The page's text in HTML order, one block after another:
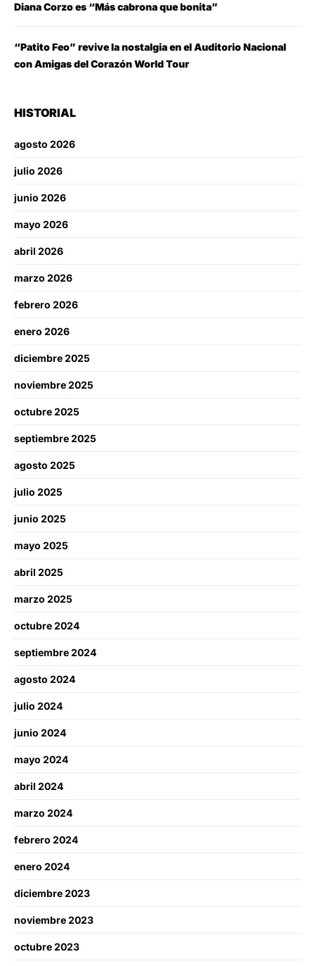
Diana Corzo es “Más cabrona que bonita”
“Patito Feo” revive la nostalgia en el Auditorio Nacional
con Amigas del Corazón World Tour
HISTORIAL
agosto 2026
julio 2026
junio 2026
mayo 2026
abril 2026
marzo 2026
febrero 2026
enero 2026
diciembre 2025
noviembre 2025
octubre 2025
septiembre 2025
agosto 2025
julio 2025
junio 2025
mayo 2025
abril 2025
marzo 2025
octubre 2024
septiembre 2024
agosto 2024
julio 2024
junio 2024
mayo 2024
abril 2024
marzo 2024
febrero 2024
enero 2024
diciembre 2023
noviembre 2023
octubre 2023